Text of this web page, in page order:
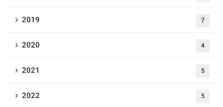
2019 7
2020 4
2021 5
2022 5